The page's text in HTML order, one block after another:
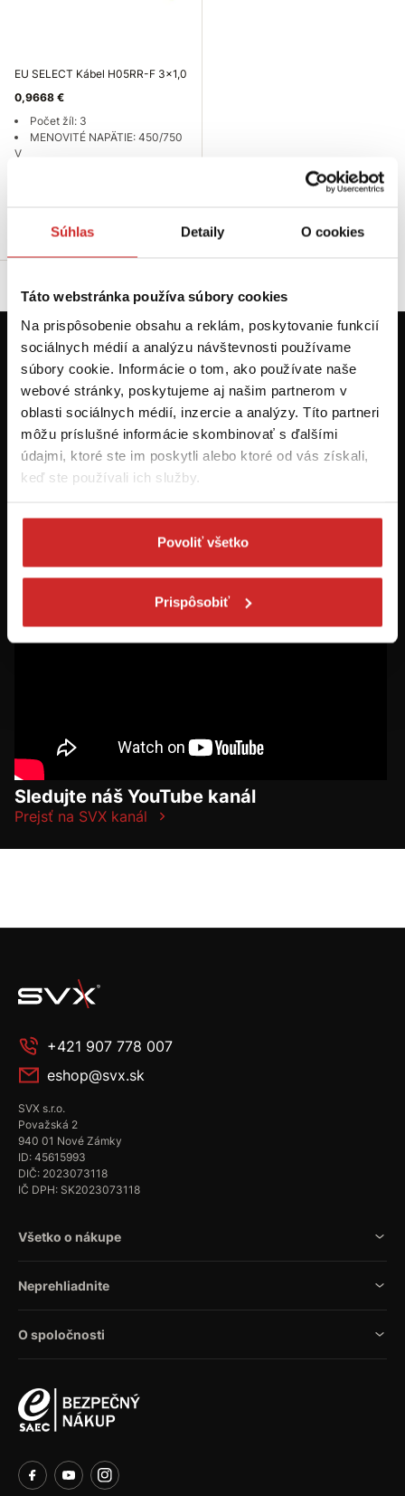
Súhlas Detaily O cookies
Táto webstránka používa súbory cookies
Na prispôsobenie obsahu a reklám, poskytovanie funkcií
sociálnych médií a analýzu návštevnosti používame
súbory cookie. Informácie o tom, ako používate naše
webové stránky, poskytujeme aj našim partnerom v
oblasti sociálnych médií, inzercie a analýzy. Títo partneri
môžu príslušné informácie skombinovať s ďalšími
údajmi, ktoré ste im poskytli alebo ktoré od vás získali,
keď ste používali ich služby.
Povoliť všetko
Prispôsobiť
EU SELECT Kábel H05RR-F 3x1,0
0,9668 €
Počet žíl: 3
MENOVITÉ NAPÄTIE: 450/750
V
Do košíka
Prvýkrát na svx.sk? Zaregistrujte sa a
máte prehľad o aktuálnych novinkách a
akciách.
Odoberať
osoby staršie ako 16 rokov!
Sledujte náš YouTube kanál
Prejsť na SVX kanál
+421 907 778 007
eshop@svx.sk
SVX s.r.o.
Považská 2
940 01 Nové Zámky
ID: 45615993
DIČ: 2023073118
IČ DPH: SK2023073118
Všetko o nákupe
Neprehliadnite
O spoločnosti